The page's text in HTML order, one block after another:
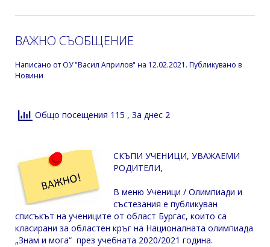
ВАЖНО СЪОБЩЕНИЕ
Написано от ОУ "Васил Априлов" на 12.02.2021 . Публикувано в
Новини
Общо посещения 115 , За днес 2
СКЪПИ УЧЕНИЦИ, УВАЖАЕМИ
РОДИТЕЛИ,
В меню Ученици / Олимпиади и
състезания е публикуван
списъкът на учениците от област Бургас, които са
класирани за областен кръг на Националната олимпиада
„Знам и мога“ през учебната 2020/2021 година.